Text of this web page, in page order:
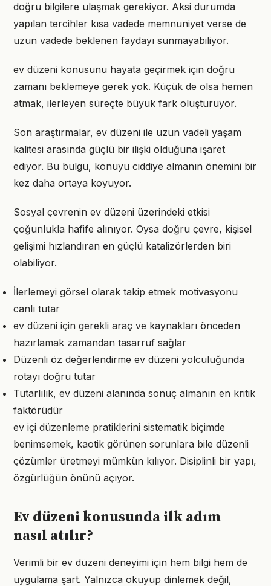
doğru bilgilere ulaşmak gerekiyor. Aksi durumda
yapılan tercihler kısa vadede memnuniyet verse de
uzun vadede beklenen faydayı sunmayabiliyor.
ev düzeni konusunu hayata geçirmek için doğru
zamanı beklemeye gerek yok. Küçük de olsa hemen
atmak, ilerleyen süreçte büyük fark oluşturuyor.
Son araştırmalar, ev düzeni ile uzun vadeli yaşam
kalitesi arasında güçlü bir ilişki olduğuna işaret
ediyor. Bu bulgu, konuyu ciddiye almanın önemini bir
kez daha ortaya koyuyor.
Sosyal çevrenin ev düzeni üzerindeki etkisi
çoğunlukla hafife alınıyor. Oysa doğru çevre, kişisel
gelişimi hızlandıran en güçlü katalizörlerden biri
olabiliyor.
İlerlemeyi görsel olarak takip etmek motivasyonu
canlı tutar
ev düzeni için gerekli araç ve kaynakları önceden
hazırlamak zamandan tasarruf sağlar
Düzenli öz değerlendirme ev düzeni yolculuğunda
rotayı doğru tutar
Tutarlılık, ev düzeni alanında sonuç almanın en kritik
faktörüdür
ev içi düzenleme pratiklerini sistematik biçimde
benimsemek, kaotik görünen sorunlara bile düzenli
çözümler üretmeyi mümkün kılıyor. Disiplinli bir yapı,
özgürlüğün önünü açıyor.
Ev düzeni konusunda ilk adım
nasıl atılır?
Verimli bir ev düzeni deneyimi için hem bilgi hem de
uygulama şart. Yalnızca okuyup dinlemek değil,